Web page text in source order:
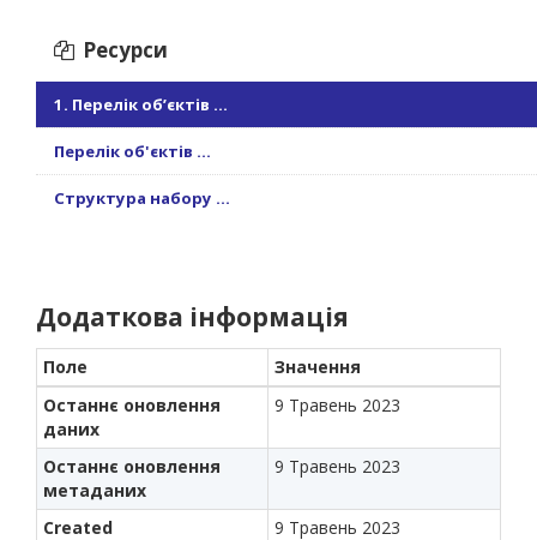
Ресурси
1. Перелік об’єктів ...
Перелік об'єктів ...
Структура набору ...
Додаткова інформація
Поле
Значення
Останнє оновлення
даних
9 Травень 2023
Останнє оновлення
метаданих
9 Травень 2023
Created
9 Травень 2023